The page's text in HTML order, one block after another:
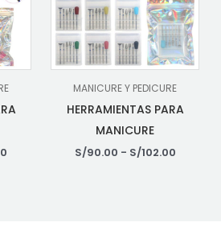
MANICURE Y PEDICURE
HERRAMIENTAS PARA
MANICURE
S/90.00 - S/102.00